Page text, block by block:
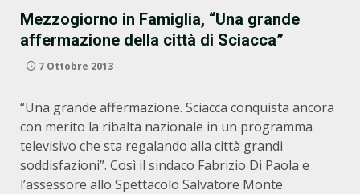
Mezzogiorno in Famiglia, “Una grande
affermazione della città di Sciacca”
7 Ottobre 2013
“Una grande affermazione. Sciacca conquista ancora
con merito la ribalta nazionale in un programma
televisivo che sta regalando alla città grandi
soddisfazioni”. Così il sindaco Fabrizio Di Paola e
l’assessore allo Spettacolo Salvatore Monte